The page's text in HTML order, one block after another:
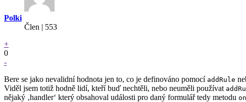
Polki
Člen | 553
+
0
-
Bere se jako nevalidní hodnota jen to, co je definováno pomocí addRule
Viděl jsem totiž hodně lidí, kteří buď nechtěli, nebo neuměli používat
nějaký ‚handler‘ který obsahoval události pro daný formulář tedy metodu